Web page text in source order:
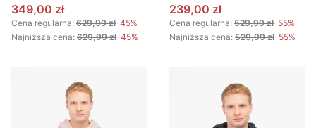
Cena promocyjna
349,00 zł
Cena regularna: 629,99 zł-45%
Najniższa cena: 629,99 zł-45%
Cena promocyjna
239,00 zł
Cena regularna: 529,99 zł-55%
Najniższa cena: 529,99 zł-55%